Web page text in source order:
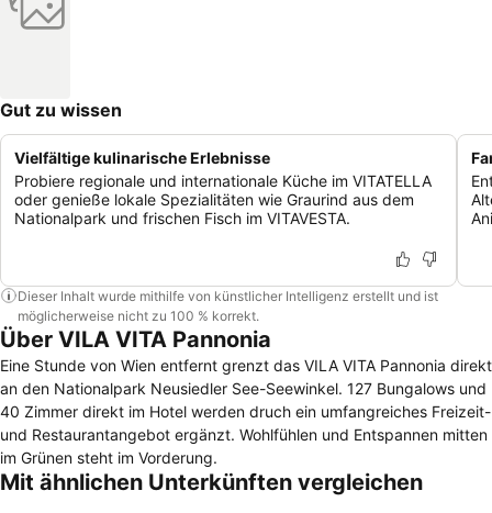
Gut zu wissen
Vielfältige kulinarische Erlebnisse
Probiere regionale und internationale Küche im VITATELLA
oder genieße lokale Spezialitäten wie Graurind aus dem
Nationalpark und frischen Fisch im VITAVESTA.
Dieser Inhalt wurde mithilfe von künstlicher Intelligenz erstellt und ist
möglicherweise nicht zu 100 % korrekt.
Über VILA VITA Pannonia
Eine Stunde von Wien entfernt grenzt das VILA VITA Pannonia direkt
an den Nationalpark Neusiedler See-Seewinkel. 127 Bungalows und
40 Zimmer direkt im Hotel werden druch ein umfangreiches Freizeit-
und Restaurantangebot ergänzt. Wohlfühlen und Entspannen mitten
im Grünen steht im Vorderung.
Mit ähnlichen Unterkünften vergleichen